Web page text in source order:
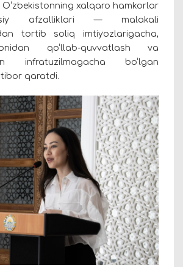
xalqaro hamkorlar
afzalliklari — malakali
tortib soliq imtiyozlarigacha,
qo‘llab-quvvatlash va
infratuzilmagacha bo‘lgan
qaratdi.